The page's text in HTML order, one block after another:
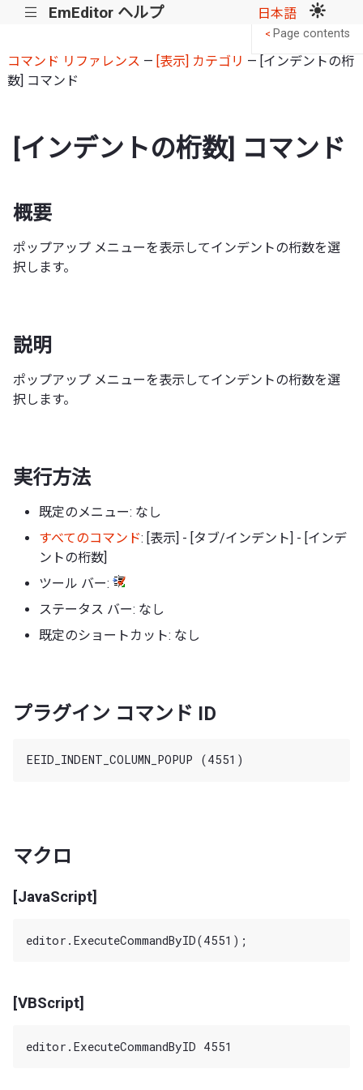
||| EmEditor ヘルプ 日本語
コマンド リファレンス — [表示] カテゴリ — [インデントの桁
数] コマンド
[インデントの桁数] コマンド
概要
ポップアップ メニューを表示してインデントの桁数を選
択します。
説明
ポップアップ メニューを表示してインデントの桁数を選
択します。
実行方法
既定のメニュー: なし
すべてのコマンド: [表示] - [タブ/インデント] - [インデ
ントの桁数]
ツール バー:
ステータス バー: なし
既定のショートカット: なし
プラグイン コマンド ID
マクロ
[JavaScript]
[VBScript]
< Page contents